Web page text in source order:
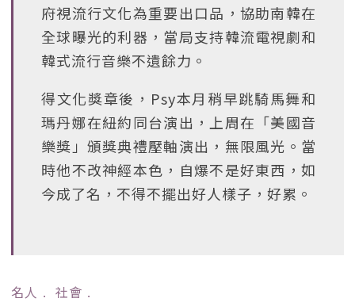
府視流行文化為重要出口品，協助南韓在
全球曝光的利器，當局支持韓流電視劇和
韓式流行音樂不遺餘力。
得文化獎章後，Psy本月稍早跳騎馬舞和
瑪丹娜在紐約同台演出，上周在「美國音
樂獎」頒獎典禮壓軸演出，無限風光。當
時他不改神經本色，自爆不是好東西，如
今成了名，不得不擺出好人樣子，好累。
名人 ﹒ 社會 ﹒